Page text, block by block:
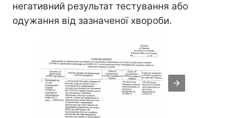
негативний результат тестування або
одужання від зазначеної хвороби.